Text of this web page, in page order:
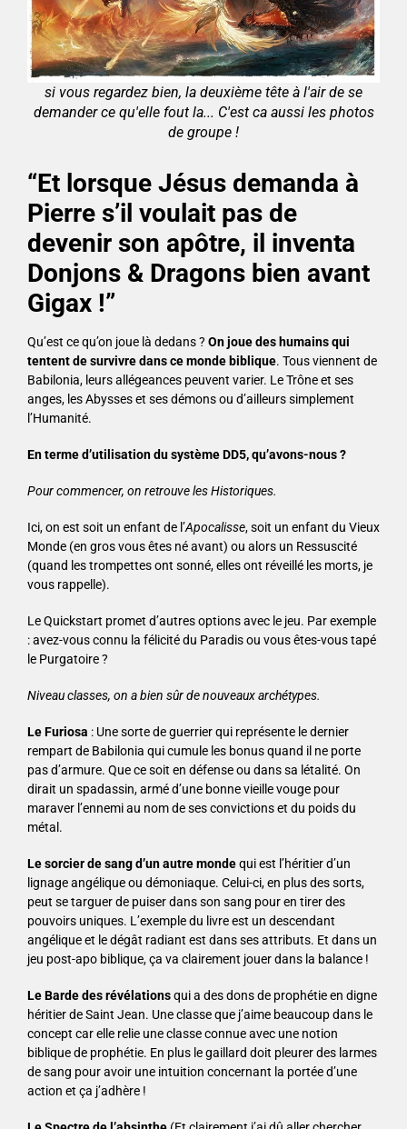
si vous regardez bien, la deuxième tête à l'air de se
demander ce qu'elle fout la... C'est ca aussi les photos
de groupe !
“Et lorsque Jésus demanda à
Pierre s’il voulait pas de
devenir son apôtre, il inventa
Donjons & Dragons bien avant
Gigax !”
Qu’est ce qu’on joue là dedans ? On joue des humains qui
tentent de survivre dans ce monde biblique. Tous viennent de
Babilonia, leurs allégeances peuvent varier. Le Trône et ses
anges, les Abysses et ses démons ou d’ailleurs simplement
l’Humanité.
En terme d’utilisation du système DD5, qu’avons-nous ?
Pour commencer, on retrouve les Historiques.
Ici, on est soit un enfant de l’Apocalisse, soit un enfant du Vieux
Monde (en gros vous êtes né avant) ou alors un Ressuscité
(quand les trompettes ont sonné, elles ont réveillé les morts, je
vous rappelle).
Le Quickstart promet d’autres options avec le jeu. Par exemple
: avez-vous connu la félicité du Paradis ou vous êtes-vous tapé
le Purgatoire ?
Niveau classes, on a bien sûr de nouveaux archétypes.
Le Furiosa : Une sorte de guerrier qui représente le dernier
rempart de Babilonia qui cumule les bonus quand il ne porte
pas d’armure. Que ce soit en défense ou dans sa létalité. On
dirait un spadassin, armé d’une bonne vieille vouge pour
maraver l’ennemi au nom de ses convictions et du poids du
métal.
Le sorcier de sang d’un autre mondequi est l’héritier d’un
lignage angélique ou démoniaque. Celui-ci, en plus des sorts,
peut se targuer de puiser dans son sang pour en tirer des
pouvoirs uniques. L’exemple du livre est un descendant
angélique et le dégât radiant est dans ses attributs. Et dans un
jeu post-apo biblique, ça va clairement jouer dans la balance !
Le Barde des révélationsqui a des dons de prophétie en digne
héritier de Saint Jean. Une classe que j’aime beaucoup dans le
concept car elle relie une classe connue avec une notion
biblique de prophétie. En plus le gaillard doit pleurer des larmes
de sang pour avoir une intuition concernant la portée d’une
action et ça j’adhère !